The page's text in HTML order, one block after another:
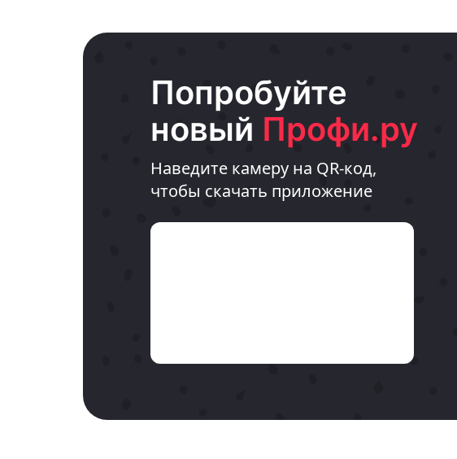
Попробуйте
новый Профи.ру
Наведите камеру на QR-код,
чтобы скачать приложение